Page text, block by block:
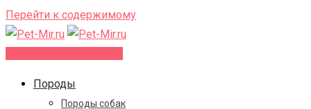
Перейти к содержимому
Породы
Породы собак